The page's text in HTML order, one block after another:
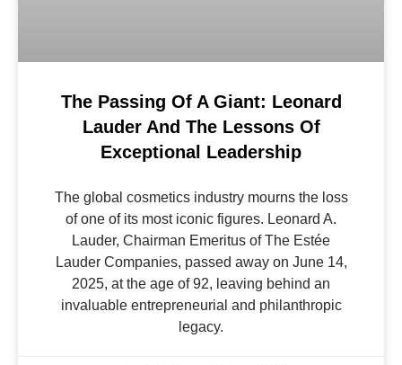
The Passing Of A Giant: Leonard
Lauder And The Lessons Of
Exceptional Leadership
The global cosmetics industry mourns the loss
of one of its most iconic figures. Leonard A.
Lauder, Chairman Emeritus of The Estée
Lauder Companies, passed away on June 14,
2025, at the age of 92, leaving behind an
invaluable entrepreneurial and philanthropic
legacy.